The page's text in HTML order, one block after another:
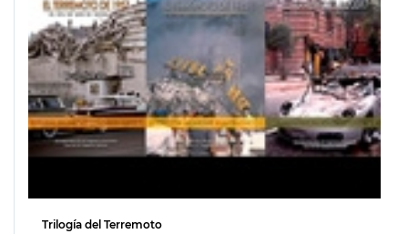
Trilogía del Terremoto